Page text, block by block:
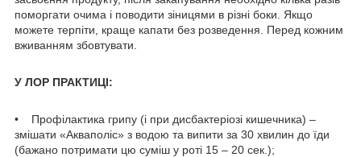
поморгати очима і поводити зіницями в різні боки. Якщо
можете терпіти, краще капати без розведення. Перед кожним
вживанням збовтувати.
У ЛОР ПРАКТИЦІ:
• Профілактика грипу (і при дисбактеріозі кишечника) –
змішати «Акваполіс» з водою та випити за 30 хвилин до їди
(бажано потримати цю суміш у роті 15 – 20 сек.);